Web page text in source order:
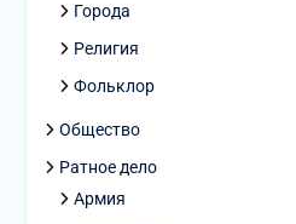
Города
Религия
Фольклор
Общество
Ратное дело
Армия